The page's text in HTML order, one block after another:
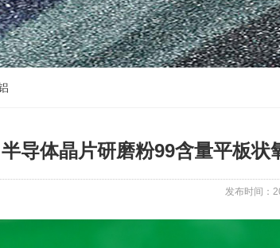
半导体晶片研磨粉99含量平板
发布时间：